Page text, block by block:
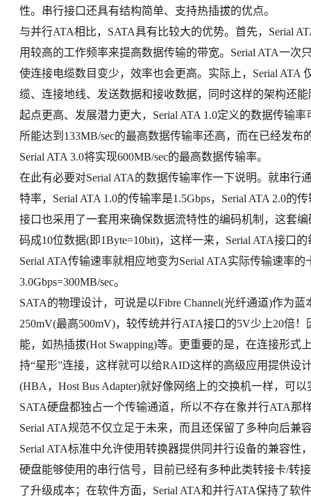
性。串行接口还具有结构简单、支持热插拔的优点。
与并行ATA相比，SATA具有比较大的优势。首先，Serial
用较高的工作频率来提高数据传输的带宽。Serial ATA一
使连接电缆数目变少，效率也会更高。实际上，Serial ATA
缆、连接地线、发送数据和接收数据，同时这样的架构还
起点更高、发展潜力更大，Serial ATA 1.0定义的数据传输
所能达到133MB/sec的最高数据传输率还高，而在已经发布
Serial ATA 3.0将实现600MB/sec的最高数据传输率。
在此有必要对Serial ATA的数据传输率作一下说明。就串
特率，Serial ATA 1.0的传输率是1.5Gbps，Serial ATA 2.0的
接口也采用了一套用来确保数据流特性的编码机制，这套
码成10位数据(即1Byte=10bit)，这样一来，Serial ATA接口
Serial ATA传输速率就相应地变为Serial ATA实际传输速率的
3.0Gbps=300MB/sec。
SATA的物理设计，可说是以Fibre Channel(光纤通道)作为
250mV(最高500mV)，较传统并行ATA接口的5V少上20倍
能，如热插拔(Hot Swapping)等。更重要的是，在连接形式
持“星形”连接，这样就可以给RAID这样的高级应用提供设
(HBA，Host Bus Adapter)就好像网络上的交换机一样，可
SATA硬盘都独占一个传输通道，所以不存在象并行ATA那
Serial ATA规范不仅立足于未来，而且还保留了多种向后
Serial ATA标准中允许使用转换器提供同并行设备的兼容性
硬盘能够使用的串行信号，目前已经有多种此类转接卡/转
了升级成本；在软件方面，Serial ATA和并行ATA保持了软